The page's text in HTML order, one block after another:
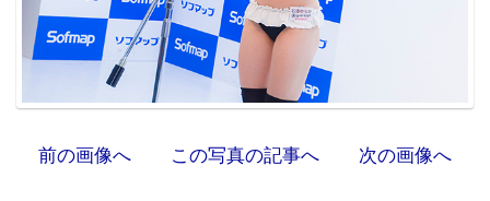
前の画像へ この写真の記事へ 次の画像へ